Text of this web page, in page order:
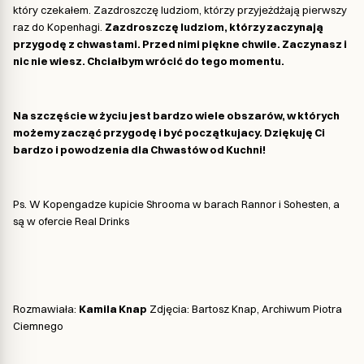
który czekałem. Zazdroszczę ludziom, którzy przyjeżdżają pierwszy
raz do Kopenhagi. Zazdroszczę ludziom, którzy zaczynają
przygodę z chwastami. Przed nimi piękne chwile. Zaczynasz i
nic nie wiesz. Chciałbym wrócić do tego momentu.
Na szczęście w życiu jest bardzo wiele obszarów, w których
możemy zacząć przygodę i być początkujacy. Dziękuję Ci
bardzo i powodzenia dla Chwastów od Kuchni!
Ps. W Kopengadze kupicie Shrooma w barach Rannor i Sohesten, a
są w ofercie Real Drinks
Rozmawiała: Kamila Knap Zdjęcia: Bartosz Knap, Archiwum Piotra
Ciemnego